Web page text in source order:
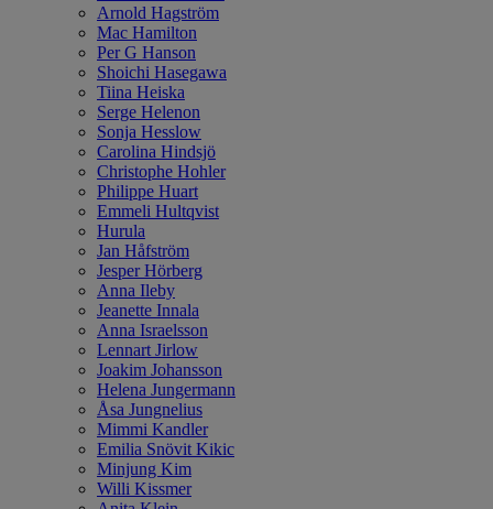
Arnold Hagström
Mac Hamilton
Per G Hanson
Shoichi Hasegawa
Tiina Heiska
Serge Helenon
Sonja Hesslow
Carolina Hindsjö
Christophe Hohler
Philippe Huart
Emmeli Hultqvist
Hurula
Jan Håfström
Jesper Hörberg
Anna Ileby
Jeanette Innala
Anna Israelsson
Lennart Jirlow
Joakim Johansson
Helena Jungermann
Åsa Jungnelius
Mimmi Kandler
Emilia Snövit Kikic
Minjung Kim
Willi Kissmer